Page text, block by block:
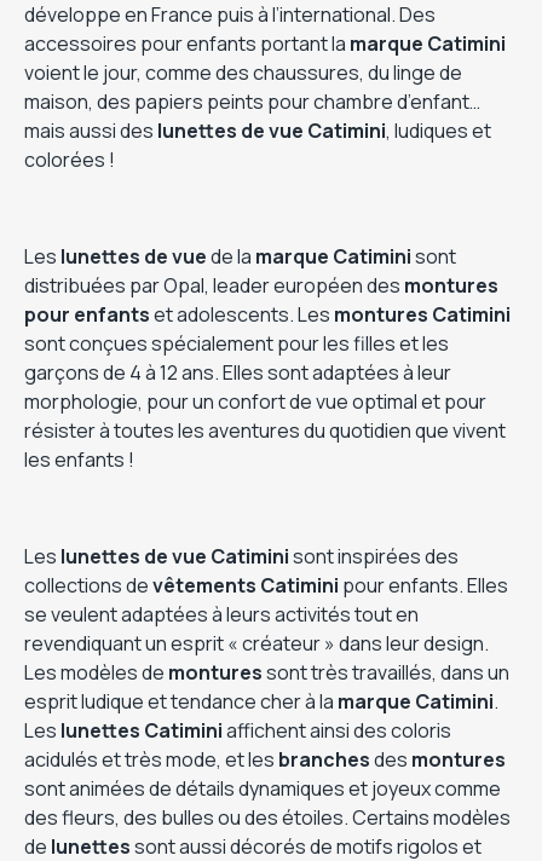
développe en France puis à l’international. Des
accessoires pour enfants portant la marque Catimini
voient le jour, comme des chaussures, du linge de
maison, des papiers peints pour chambre d’enfant…
mais aussi des lunettes de vue Catimini, ludiques et
colorées !
Les lunettes de vuede la marque Catiminisont
distribuées par Opal, leader européen des montures
pour enfantset adolescents. Les montures Catimini
sont conçues spécialement pour les filles et les
garçons de 4 à 12 ans. Elles sont adaptées à leur
morphologie, pour un confort de vue optimal et pour
résister à toutes les aventures du quotidien que vivent
les enfants !
Les lunettes de vue Catiminisont inspirées des
collections devêtements Catimini pour enfants. Elles
se veulent adaptées à leurs activités tout en
revendiquant un esprit « créateur » dans leur design.
Les modèles de monturessont très travaillés, dans un
esprit ludique et tendance cher à la marque Catimini.
Les lunettes Catiminiaffichent ainsi des coloris
acidulés et très mode, et les branchesdes montures
sont animées de détails dynamiques et joyeux comme
des fleurs, des bulles ou des étoiles. Certains modèles
de lunettessont aussi décorés de motifs rigolos et